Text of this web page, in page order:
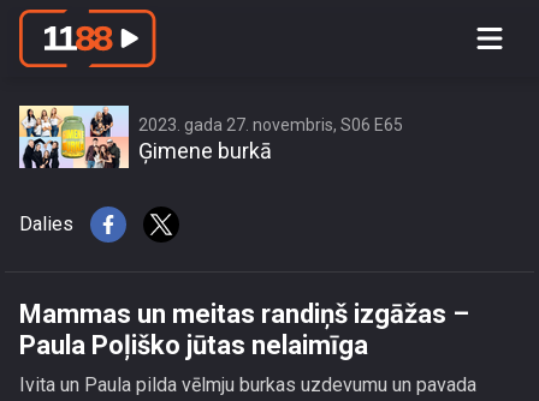
Mammas un meitas randiņš izgāžas –
2023. gada 27. novembris, S06 E65
Ģimene burkā
Dalies
Mammas un meitas randiņš izgāžas –
Paula Poļiško jūtas nelaimīga
Ivita un Paula pilda vēlmju burkas uzdevumu un pavada